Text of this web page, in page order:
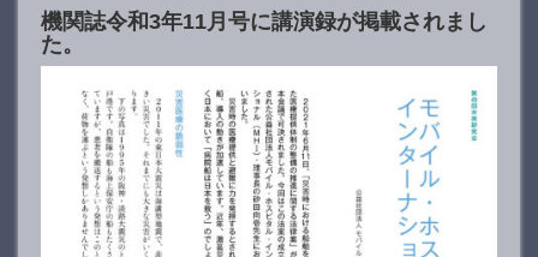
機関誌令和3年11月号に講演録が掲載されまし
た。